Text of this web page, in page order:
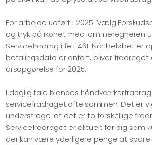
For arbejde udført i 2025: Vælg
og tryk på ikonet med lommeregneren
Servicefradrag i felt 461. Når beløbet er
betalingsdato er anført, bliver fradraget
årsopgørelse for 2025.
I daglig tale blandes
servicefradraget ofte sammen. Det er
understrege, at det er to forskellige
Servicefradraget er aktuelt for dig som
der kan være yderligere penge at spare